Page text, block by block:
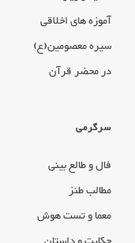
آموزه های اخلاقی
سیره معصومین(ع)
در محضر قرآن
سرگرمی
فال و طالع بینی
مطالب طنز
معما و تست هوش